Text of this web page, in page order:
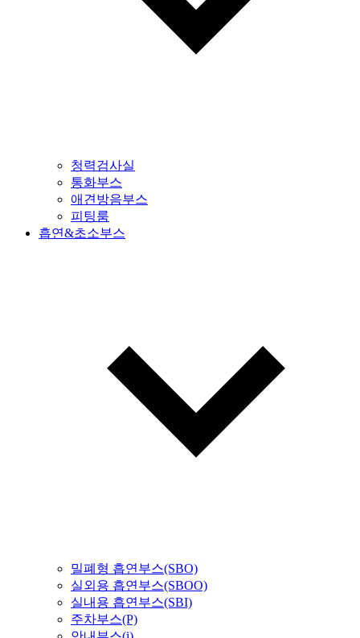
청력검사실
통화부스
애견방음부스
피팅룸
흡연&초소부스
밀폐형 흡연부스(SBO)
실외용 흡연부스(SBOO)
실내용 흡연부스(SBI)
주차부스(P)